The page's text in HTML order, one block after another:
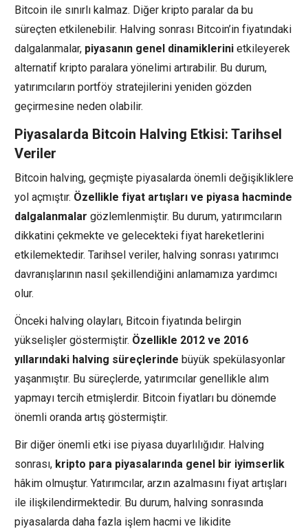
Bitcoin ile sınırlı kalmaz. Diğer kripto paralar da bu
süreçten etkilenebilir. Halving sonrası Bitcoin’in fiyatındaki
dalgalanmalar, piyasanın genel dinamiklerini etkileyerek
alternatif kripto paralara yönelimi artırabilir. Bu durum,
yatırımcıların portföy stratejilerini yeniden gözden
geçirmesine neden olabilir.
Piyasalarda Bitcoin Halving Etkisi: Tarihsel
Veriler
Bitcoin halving, geçmişte piyasalarda önemli değişikliklere
yol açmıştır. Özellikle fiyat artışları ve piyasa hacminde
dalgalanmalar gözlemlenmiştir. Bu durum, yatırımcıların
dikkatini çekmekte ve gelecekteki fiyat hareketlerini
etkilemektedir. Tarihsel veriler, halving sonrası yatırımcı
davranışlarının nasıl şekillendiğini anlamamıza yardımcı
olur.
Önceki halving olayları, Bitcoin fiyatında belirgin
yükselişler göstermiştir. Özellikle 2012 ve 2016
yıllarındaki halving süreçlerinde büyük spekülasyonlar
yaşanmıştır. Bu süreçlerde, yatırımcılar genellikle alım
yapmayı tercih etmişlerdir. Bitcoin fiyatları bu dönemde
önemli oranda artış göstermiştir.
Bir diğer önemli etki ise piyasa duyarlılığıdır. Halving
sonrası, kripto para piyasalarında genel bir iyimserlik
hâkim olmuştur. Yatırımcılar, arzın azalmasını fiyat artışları
ile ilişkilendirmektedir. Bu durum, halving sonrasında
piyasalarda daha fazla işlem hacmi ve likidite